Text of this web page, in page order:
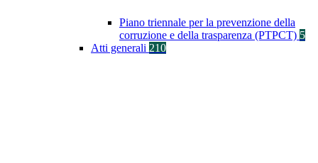
Piano triennale per la prevenzione della
corruzione e della trasparenza (PTPCT) 5
Atti generali 210